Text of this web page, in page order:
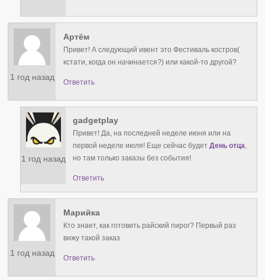
1 год назад
Артём
Привет! А следующий ивент это Фестиваль костров(
кстати, когда он начинается?) или какой-то другой?
Ответить
1 год назад
gadgetplay
Привет! Да, на последней неделе июня или на
первой неделе июля! Еще сейчас будетДень отца,
но там только заказы без события!
Ответить
1 год назад
Марийка
Кто знает, как готовить райский пирог? Первый раз
вижу такой заказ
Ответить